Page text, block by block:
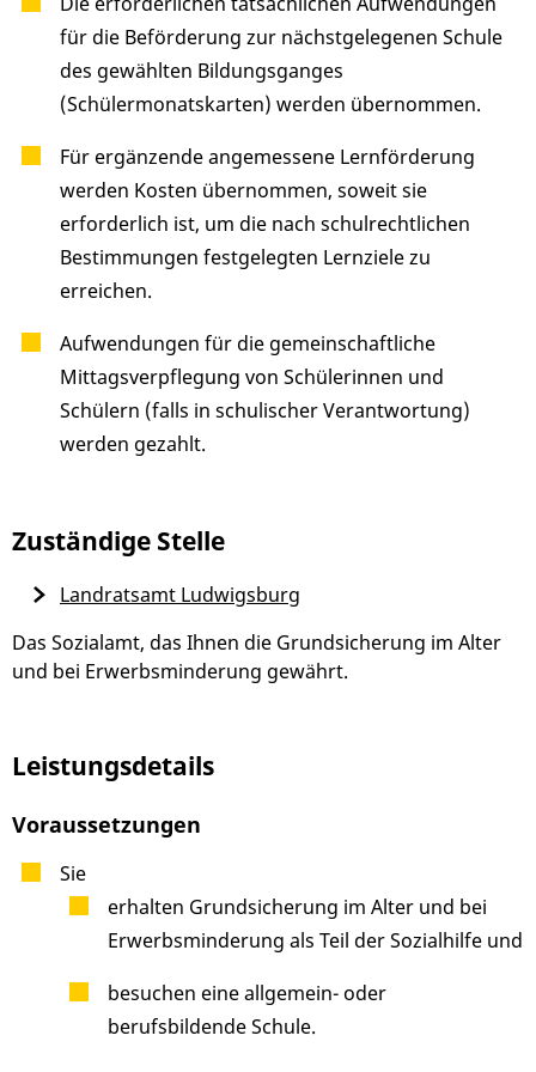
für die Beförderung zur nächstgelegenen Schule
des gewählten Bildungsganges
(Schülermonatskarten) werden übernommen.
Für ergänzende angemessene Lernförderung
werden Kosten übernommen, soweit sie
erforderlich ist, um die nach schulrechtlichen
Bestimmungen festgelegten Lernziele zu
erreichen.
Aufwendungen für die gemeinschaftliche
Mittagsverpflegung von Schülerinnen und
Schülern (falls in schulischer Verantwortung)
werden gezahlt.
Zuständige Stelle
Das Sozialamt, das Ihnen die Grundsicherung im Alter
und bei Erwerbsminderung gewährt.
Landratsamt Ludwigsburg
Leistungsdetails
Voraussetzungen
Sie
erhalten Grundsicherung im Alter und bei
Erwerbsminderung als Teil der Sozialhilfe und
besuchen eine allgemein- oder
berufsbildende Schule.